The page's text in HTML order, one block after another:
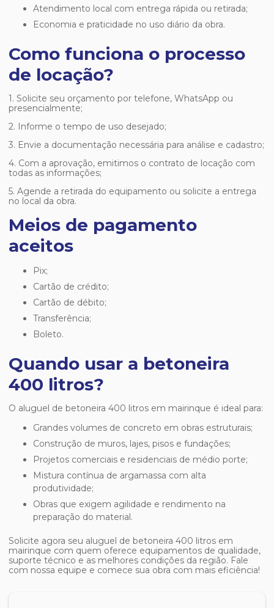
Atendimento local com entrega rápida ou retirada;
Economia e praticidade no uso diário da obra.
Como funciona o processo
de locação?
1. Solicite seu orçamento por telefone, WhatsApp ou
presencialmente;
2. Informe o tempo de uso desejado;
3. Envie a documentação necessária para análise e cadastro;
4. Com a aprovação, emitimos o contrato de locação com
todas as informações;
5. Agende a retirada do equipamento ou solicite a entrega
no local da obra.
Meios de pagamento
aceitos
Pix;
Cartão de crédito;
Cartão de débito;
Transferência;
Boleto.
Quando usar a betoneira
400 litros?
O aluguel de betoneira 400 litros em mairinque é ideal para:
Grandes volumes de concreto em obras estruturais;
Construção de muros, lajes, pisos e fundações;
Projetos comerciais e residenciais de médio porte;
Mistura contínua de argamassa com alta
produtividade;
Obras que exigem agilidade e rendimento na
preparação do material.
Solicite agora seu aluguel de betoneira 400 litros em
mairinque com quem oferece equipamentos de qualidade,
suporte técnico e as melhores condições da região. Fale
com nossa equipe e comece sua obra com mais eficiência!